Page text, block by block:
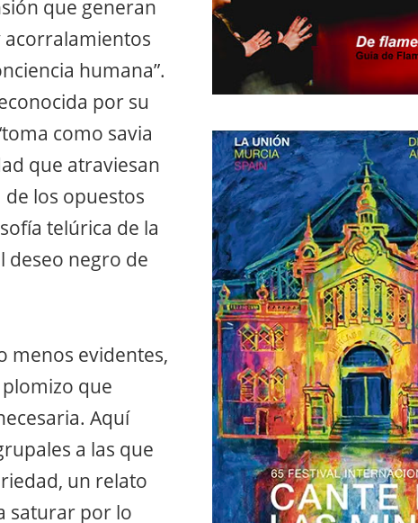
que generan
acorralamientos
humana”.
por su
como savia
que atraviesan
los opuestos
telúrica de la
deseo negro de
menos evidentes,
que
Aquí
a las que
un relato
saturar por lo